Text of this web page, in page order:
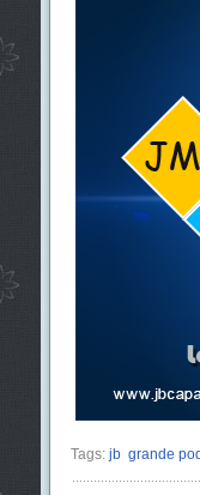
Tags: jb grande